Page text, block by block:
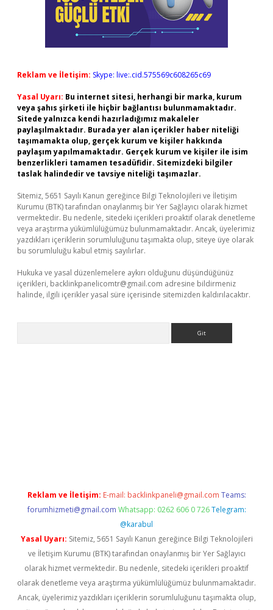
Reklam ve İletişim: Skype: live:.cid.575569c608265c69
Yasal Uyarı: Bu internet sitesi, herhangi bir marka, kurum
veya şahıs şirketi ile hiçbir bağlantısı bulunmamaktadır.
Sitede yalnızca kendi hazırladığımız makaleler
paylaşılmaktadır. Burada yer alan içerikler haber niteliği
taşımamakta olup, gerçek kurum ve kişiler hakkında
paylaşım yapılmamaktadır. Gerçek kurum ve kişiler ile isim
benzerlikleri tamamen tesadüfidir. Sitemizdeki bilgiler
taslak halindedir ve tavsiye niteliği taşımazlar.
Sitemiz, 5651 Sayılı Kanun gereğince Bilgi Teknolojileri ve İletişim
Kurumu (BTK) tarafından onaylanmış bir Yer Sağlayıcı olarak hizmet
vermektedir. Bu nedenle, sitedeki içerikleri proaktif olarak denetleme
veya araştırma yükümlülüğümüz bulunmamaktadır. Ancak, üyelerimiz
yazdıkları içeriklerin sorumluluğunu taşımakta olup, siteye üye olarak
bu sorumluluğu kabul etmiş sayılırlar.
Hukuka ve yasal düzenlemelere aykırı olduğunu düşündüğünüz
içerikleri, backlinkpanelicomtr@gmail.com adresine bildirmeniz
halinde, ilgili içerikler yasal süre içerisinde sitemizden kaldırılacaktır.
Reklam ve İletişim: E-mail: backlinkpaneli@gmail.com Teams:
forumhizmeti@gmail.com Whatsapp: 0262 606 0 726 Telegram:
@karabul
Yasal Uyarı: Sitemiz, 5651 Sayılı Kanun gereğince Bilgi Teknolojileri
ve İletişim Kurumu (BTK) tarafından onaylanmış bir Yer Sağlayıcı
olarak hizmet vermektedir. Bu nedenle, sitedeki içerikleri proaktif
olarak denetleme veya araştırma yükümlülüğümüz bulunmamaktadır.
Ancak, üyelerimiz yazdıkları içeriklerin sorumluluğunu taşımakta olup,